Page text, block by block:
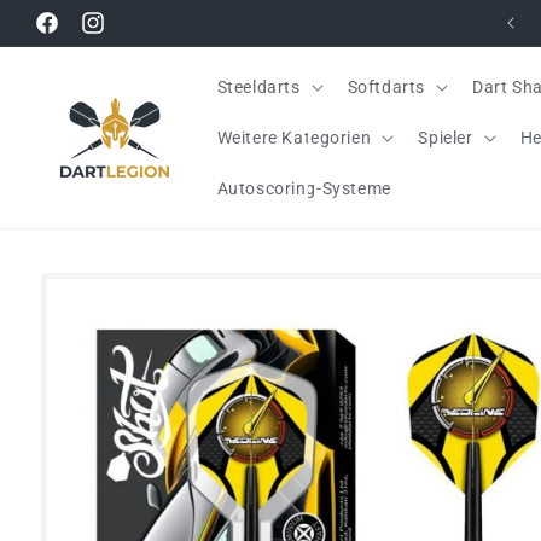
zum
Inhalt
FacebookInstagram
Steeldarts Softdarts Dart
Weitere Kategorien Spieler
Autoscoring-Systeme